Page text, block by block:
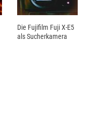
Die Fujifilm Fuji X-E5
als Sucherkamera